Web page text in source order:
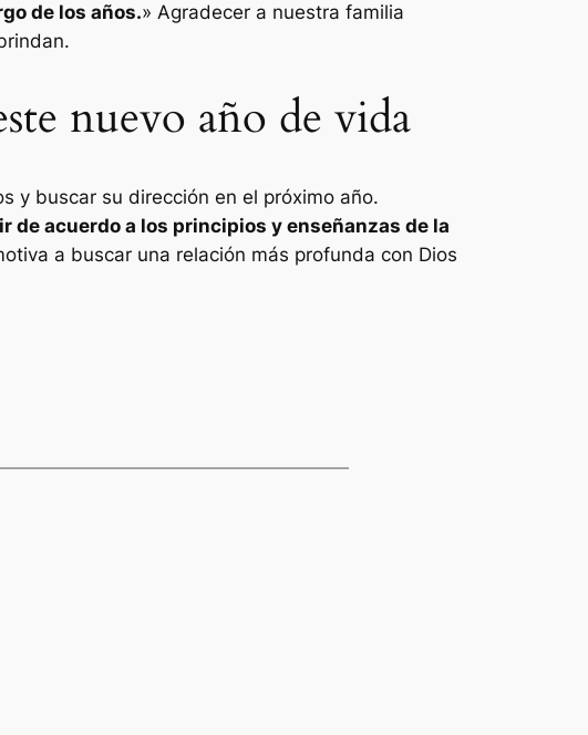
de los años.» Agradecer a nuestra familia
nuevo año de vida
y buscar su dirección en el próximo año.
de acuerdo a los principios y enseñanzas de la
a buscar una relación más profunda con Dios